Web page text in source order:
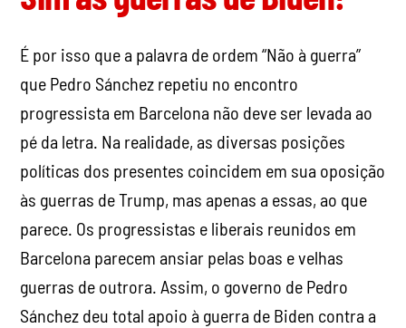
É por isso que a palavra de ordem “Não à guerra”
que Pedro Sánchez repetiu no encontro
progressista em Barcelona não deve ser levada ao
pé da letra. Na realidade, as diversas posições
políticas dos presentes coincidem em sua oposição
às guerras de Trump, mas apenas a essas, ao que
parece. Os progressistas e liberais reunidos em
Barcelona parecem ansiar pelas boas e velhas
guerras de outrora. Assim, o governo de Pedro
Sánchez deu total apoio à guerra de Biden contra a